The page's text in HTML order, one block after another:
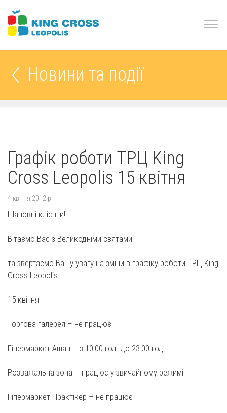
Новини та події
Графік роботи ТРЦ King
Cross Leopolis 15 квітня
4 квітня 2012 р.
Шановні клієнти!
Вітаємо Вас з Великодніми святами
та звертаємо Вашу увагу на зміни в графіку роботи ТРЦ King
Cross Leopolis
15 квітня
Торгова галерея – не працює
Гіпермаркет Ашан – з 10:00 год. до 23:00 год.
Розважальна зона – працює у звичайному режимі
Гіпермаркет Практікер – не працює